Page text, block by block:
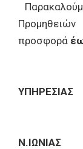
προσφορά
Ο
ΥΠΗΡΕΣΙΑΣ
Ν.ΙΩΝΙΑΣ